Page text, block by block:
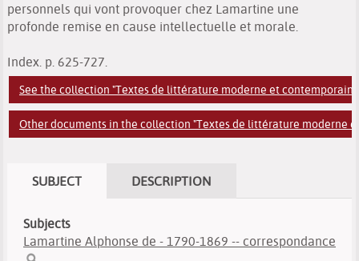
personnels qui vont provoquer chez Lamartine une
profonde remise en cause intellectuelle et morale.
Index. p. 625-727.
See the collection "Textes de littérature moderne et
Other documents in the collection "Textes de littérature moderne
SUBJECT DESCRIPTION
Subjects
Lamartine Alphonse de - 1790-1869 -- correspondance